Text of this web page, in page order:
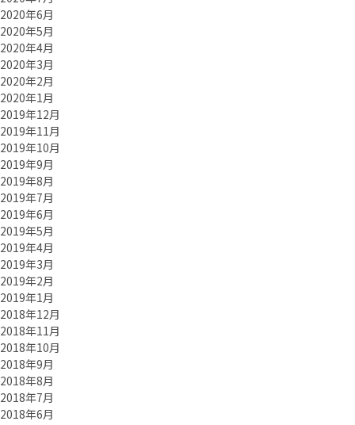
2020年6月
2020年5月
2020年4月
2020年3月
2020年2月
2020年1月
2019年12月
2019年11月
2019年10月
2019年9月
2019年8月
2019年7月
2019年6月
2019年5月
2019年4月
2019年3月
2019年2月
2019年1月
2018年12月
2018年11月
2018年10月
2018年9月
2018年8月
2018年7月
2018年6月